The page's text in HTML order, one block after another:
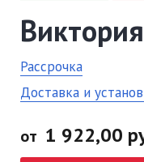
Рассрочка
Доставка и
от 1 922,00